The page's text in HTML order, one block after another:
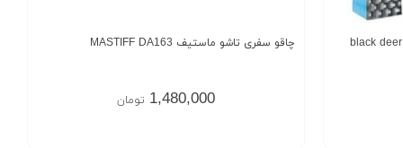
چاقو سفری تاشو ماستیف MASTIFF DA163
1,480,000 تومان